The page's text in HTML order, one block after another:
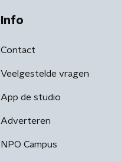
Info
Contact
Veelgestelde vragen
App de studio
Adverteren
NPO Campus